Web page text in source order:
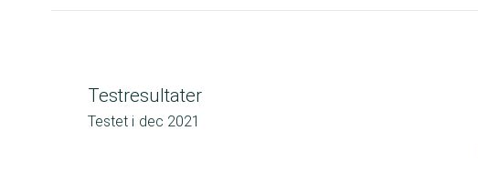
Testresultater
Testet i dec 2021